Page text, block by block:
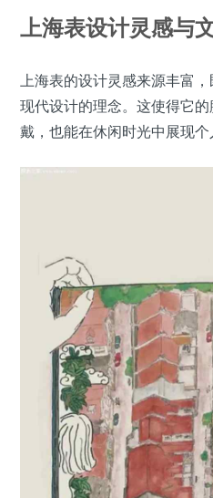
上海表设计灵感与
上海表的设计灵感来源丰富
现代设计的理念。这使得它
戴，也能在休闲时光中展现个